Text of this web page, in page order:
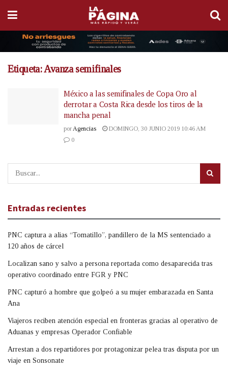
Etiqueta:Avanza semifinales
México a las semifinales de Copa Oro al
derrotar a Costa Rica desde los tiros de la
mancha penal
por Agencias
DOMINGO, 30 JUNIO 2019 10:46 AM
0
Entradas recientes
PNC captura a alias “Tomatillo”, pandillero de la MS sentenciado a
120 años de cárcel
Localizan sano y salvo a persona reportada como desaparecida tras
operativo coordinado entre FGR y PNC
PNC capturó a hombre que golpeó a su mujer embarazada en Santa
Ana
Viajeros reciben atención especial en fronteras gracias al operativo de
Aduanas y empresas Operador Confiable
Arrestan a dos repartidores por protagonizar pelea tras disputa por un
viaje en Sonsonate